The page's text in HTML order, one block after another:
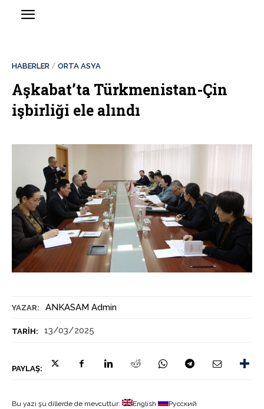
YAZAR: ANKASAM Admin
TARIH: 13/03/2025
PAYLAŞ:
HABERLER ORTA ASYA
Aşkabat’ta Türkmenistan-Çin
işbirliği ele alındı
Bu yazı şu dillerde de mevcuttur: English Русский